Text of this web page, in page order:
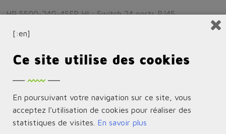
HP 5500-24G-4SFP HI : Switch 24 ports RJ45
modules libres 10 GbE + 2 logements alimentations vides +
JG312A
HP 5500-48G-4SFP HI Switch 48 ports RJ45 10/100/1000
+ 4 ports fixes SFP Gigabit + 2 logements modules libres
10 GbE + 2 logements alimentations vides + 2 SFP+
[:en]
Ce site utilise des cookies
En poursuivant votre navigation sur ce site, vous
acceptez l’utilisation de cookies pour réaliser des
statistiques de visites. En savoir plus